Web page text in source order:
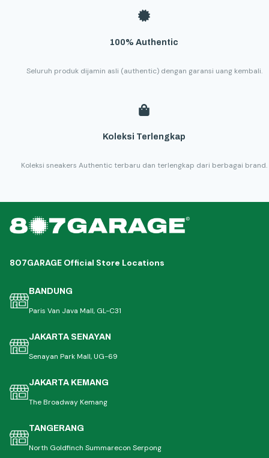
100% Authentic
Seluruh produk dijamin asli (authentic) dengan garansi uang kembali.
Koleksi Terlengkap
Koleksi sneakers Authentic terbaru dan terlengkap dari berbagai brand.
807GARAGE Official Store Locations
BANDUNG
Paris Van Java Mall, GL-C31
JAKARTA SENAYAN
Senayan Park Mall, UG-69
JAKARTA KEMANG
The Broadway Kemang
TANGERANG
North Goldfinch Summarecon Serpong